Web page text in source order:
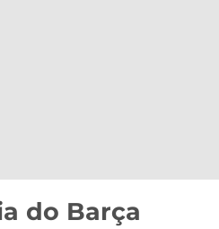
do Barça